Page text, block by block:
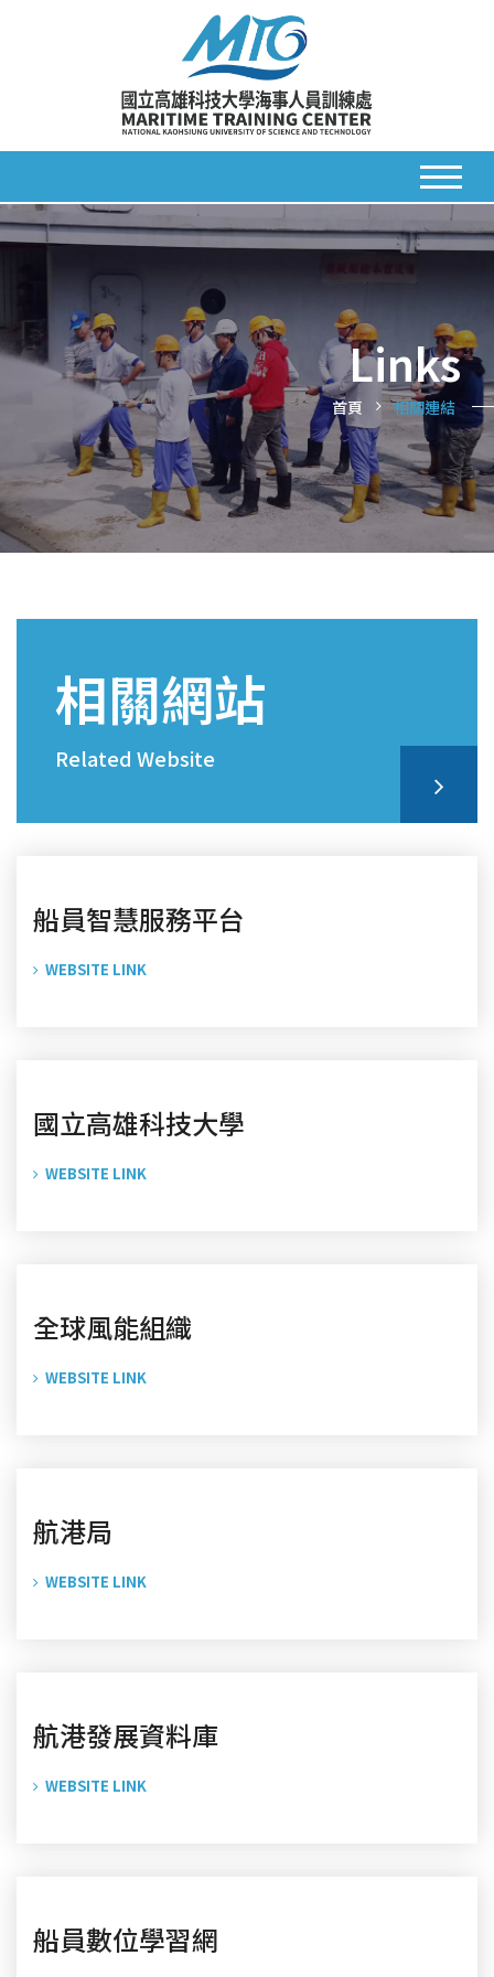
Links
首頁 相關連結
相關網站
Related Website
船員智慧服務平台
WEBSITE LINK
國立高雄科技大學
WEBSITE LINK
全球風能組織
WEBSITE LINK
航港局
WEBSITE LINK
航港發展資料庫
WEBSITE LINK
船員數位學習網